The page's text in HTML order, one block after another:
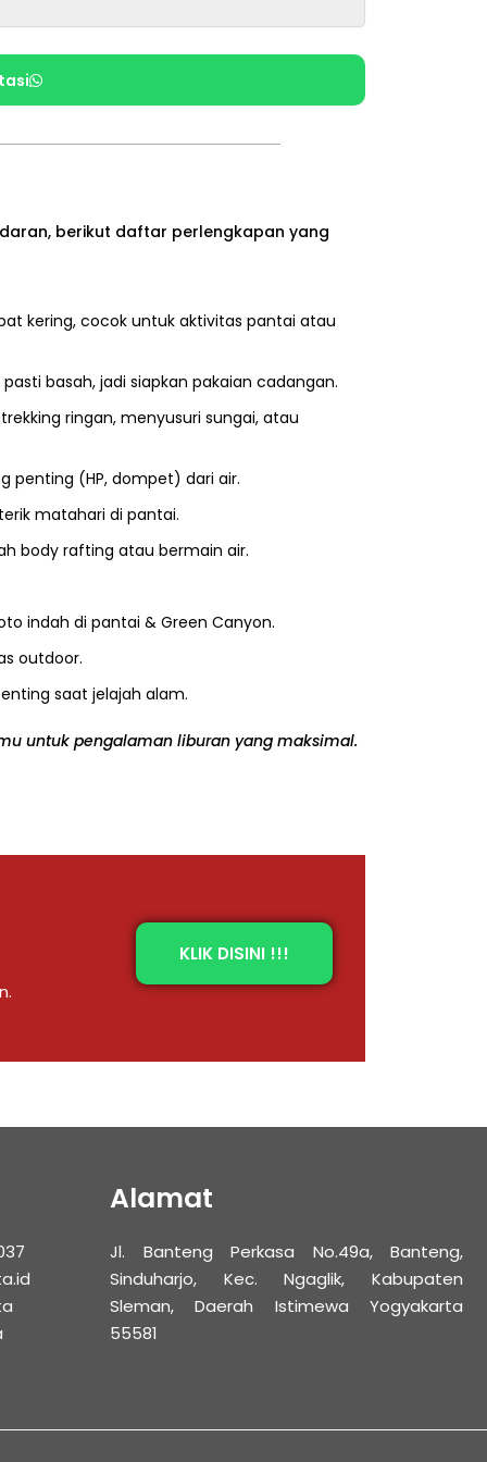
berikut daftar perlengkapan yang
kering, cocok untuk aktivitas pantai atau
basah, jadi siapkan pakaian cadangan.
ringan, menyusuri sungai, atau
penting (HP, dompet) dari air.
matahari di pantai.
body rafting atau bermain air.
indah di pantai & Green Canyon.
outdoor.
saat jelajah alam.
untuk pengalaman liburan yang maksimal.
KLIK DISINI !!!
Alamat
Jl. Banteng Perkasa No.49a, Banteng,
Sinduharjo, Kec. Ngaglik, Kabupaten
Sleman, Daerah Istimewa Yogyakarta
55581